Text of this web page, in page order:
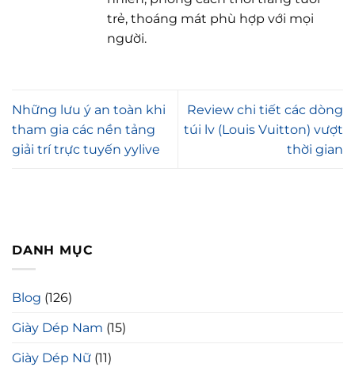
DANH MỤC
Blog (126)
Giày Dép Nam (15)
Giày Dép Nữ (11)
trẻ, thoáng mát phù hợp với mọi
người.
Những lưu ý an toàn khi
tham gia các nền tảng
giải trí trực tuyến yylive
Review chi tiết các dòng
túi lv (Louis Vuitton) vượt
thời gian